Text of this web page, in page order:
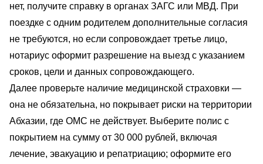
нет, получите справку в органах ЗАГС или МВД. При
поездке с одним родителем дополнительные согласия
не требуются, но если сопровождает третье лицо,
нотариус оформит разрешение на выезд с указанием
сроков, цели и данных сопровождающего.
Далее проверьте наличие медицинской страховки —
она не обязательна, но покрывает риски на территории
Абхазии, где ОМС не действует. Выберите полис с
покрытием на сумму от 30 000 рублей, включая
лечение, эвакуацию и репатриацию; оформите его